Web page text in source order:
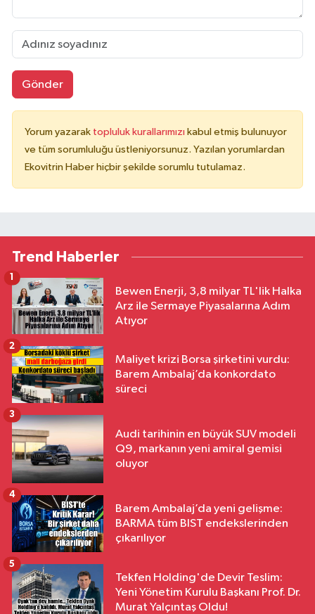
Gönder
Yorum yazarak topluluk kurallarımızı kabul etmiş bulunuyor
ve tüm sorumluluğu üstleniyorsunuz. Yazılan yorumlardan
Ekovitrin Haber hiçbir şekilde sorumlu tutulamaz.
Trend Haberler
Bewen Enerji, 3,8 milyar TL'lik Halka
Arz ile Sermaye Piyasalarına Adım
Atıyor
1
Maliyet krizi Borsa şirketini vurdu:
Barem Ambalaj’da konkordato
süreci
2
Audi tarihinin en büyük SUV modeli
Q9, markanın yeni amiral gemisi
oluyor
3
Barem Ambalaj’da yeni gelişme:
BARMA tüm BIST endekslerinden
çıkarılıyor
4
Tekfen Holding'de Devir Teslim:
Yeni Yönetim Kurulu Başkanı Prof. Dr.
Murat Yalçıntaş Oldu!
5